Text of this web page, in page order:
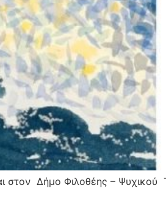
στον Δήμο Φιλοθέης – Ψυχικού